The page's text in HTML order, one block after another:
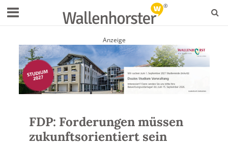
Anzeige
FDP: Forderungen müssen
zukunftsorientiert sein